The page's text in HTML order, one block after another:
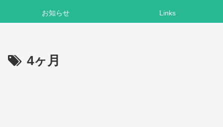
お知らせ Links
4ヶ月